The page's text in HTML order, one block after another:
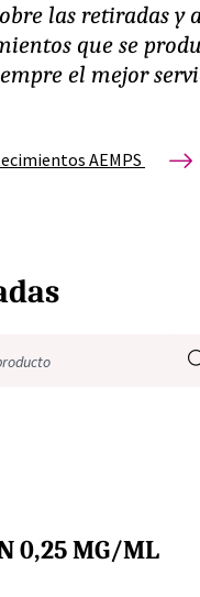
las retiradas y
que se
el mejor
AEMPS
0,25 MG/ML